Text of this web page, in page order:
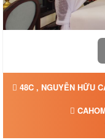
48C , NGUYỄN HỮU